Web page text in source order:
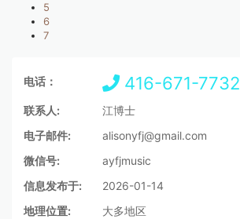
5
6
7
电话： 416-671-7732
联系人:
江博士
电子邮件:
alisonyfj@gmail.com
微信号:
ayfjmusic
信息发布于:
2026-01-14
地理位置:
大多地区